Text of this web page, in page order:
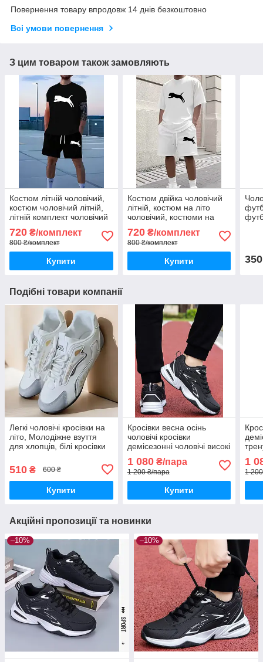
Повернення товару впродовж 14 днів безкоштовно
Всі умови повернення
З цим товаром також замовляють
Костюм літній чоловічий,
костюм чоловічий літній,
літній комплект чоловічий
720 ₴/комплект
800 ₴/комплект
Купити
Костюм двійка чоловічий
літній, костюм на літо
чоловічий, костюми на
720₴/комплект
800 ₴/комплект
Купити 350
Подібні товари компанії
Легкі чоловічі кросівки на
літо, Молодіжне взуття
для хлопців, білі кросівки
510 ₴ 600 ₴
Купити
Кросівки весна осінь
чоловічі кросівки
демісезонні чоловічі високі
1 080₴/пара
1 200 ₴/пара
Купити
1
1
Акційні пропозиції та новинки
–10% –10%